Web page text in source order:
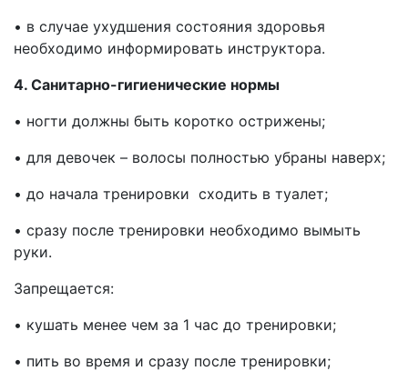
• в случае ухудшения состояния здоровья
необходимо информировать инструктора.
4. Санитарно-гигиенические нормы
• ногти должны быть коротко острижены;
• для девочек – волосы полностью убраны наверх;
• до начала тренировки сходить в туалет;
• сразу после тренировки необходимо вымыть
руки.
Запрещается:
• кушать менее чем за 1 час до тренировки;
• пить во время и сразу после тренировки;